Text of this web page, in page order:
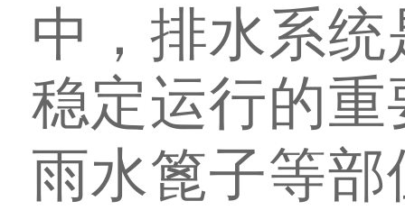
中，排水系
稳定运行的
雨水篦子等